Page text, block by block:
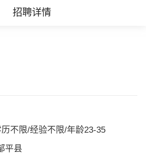
招聘详情
不限/经验不限/年龄23-35
平县